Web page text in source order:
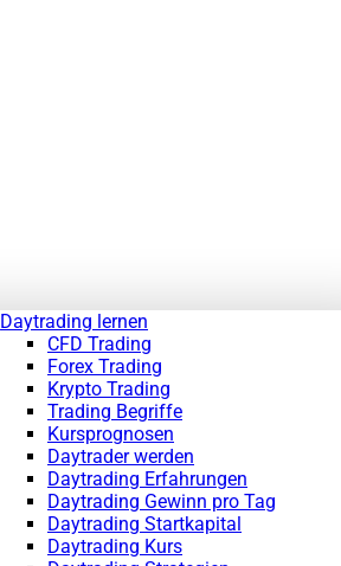
Daytrading lernen
CFD Trading
Forex Trading
Krypto Trading
Trading Begriffe
Kursprognosen
Daytrader werden
Daytrading Erfahrungen
Daytrading Gewinn pro Tag
Daytrading Startkapital
Daytrading Kurs